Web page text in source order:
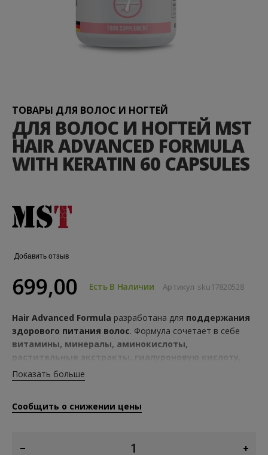
галереи
изображений
ТОВАРЫ ДЛЯ ВОЛОС И НОГТЕЙ
ДЛЯ ВОЛОС И НОГТЕЙ MST
HAIR ADVANCED FORMULA
WITH KERATIN 60 CAPSULES
Добавить отзыв
699,00 Есть В Наличии Артикул sku17820528
Hair Advanced Formula разработана для поддержания
здорового питания волос. Формула сочетает в себе
витамины, минералы, аминокислоты,
растительные экстракты, гиалуроновую кислоту,
МСМикератинв тщательно сбалансированном составе.
На структуру и внешний вид волос влияют
микроэлементы и витамины, участвующие в нормальных
Показать больше
Сообщить о снижении цены